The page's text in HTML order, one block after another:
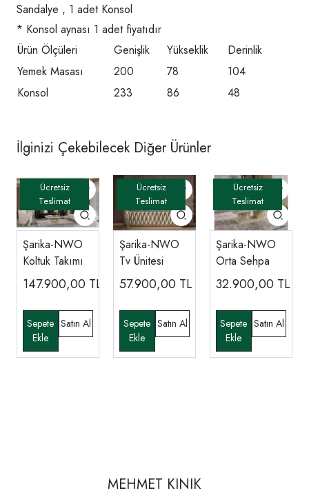
Sandalye , 1 adet Konsol
* Konsol aynası 1 adet fiyatıdır
Ürün Ölçüleri
Genişlik Yükseklik
Derinlik
Yemek Masası
200 78
104
Konsol
233 86 48
İlginizi Çekebilecek Diğer Ürünler
Şarika-NWO
Koltuk Takımı
147.900,00 TL
Şarika-NWO
Tv Ünitesi
57.900,00 TL
Şarika-NWO
Orta Sehpa
32.900,00 TL
MEHMET KINIK